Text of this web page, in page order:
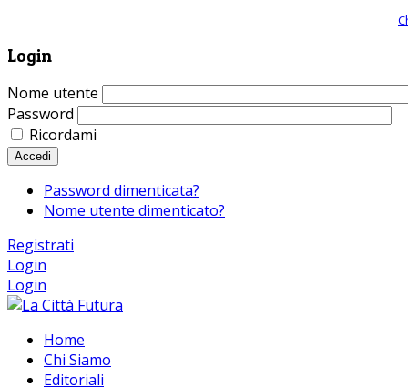
Login
Nome utente
Password
Ricordami
Accedi
Password dimenticata?
Nome utente dimenticato?
Registrati
Login
Login
Home
Chi Siamo
Editoriali